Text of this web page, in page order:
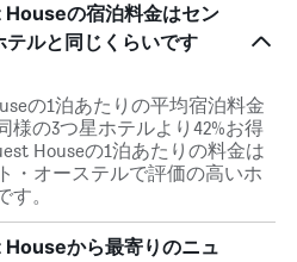
の宿泊料金はセン
テルと同じくらいです
の1泊あたりの平均宿泊料金
様の3つ星ホテルより42%お得
Houseの1泊あたりの料金は
・オーステルで評価の高いホ
。
から最寄りのニュ